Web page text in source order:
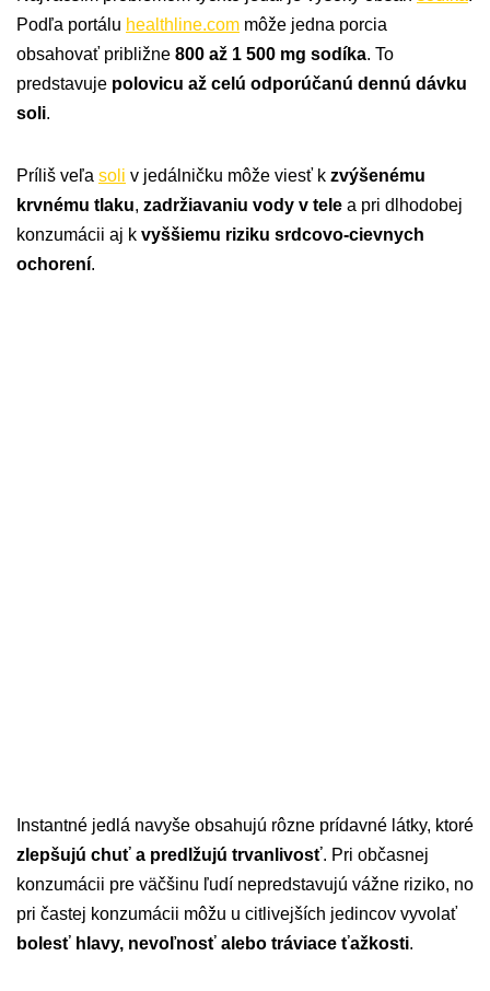
Podľa portálu healthline.com môže jedna porcia
obsahovať približne 800 až 1 500 mg sodíka. To
predstavuje polovicu až celú odporúčanú dennú dávku
soli.
Príliš veľa soli v jedálničku môže viesť k zvýšenému
krvnému tlaku, zadržiavaniu vody v tele a pri dlhodobej
konzumácii aj k vyššiemu riziku srdcovo-cievnych
ochorení.
Instantné jedlá navyše obsahujú rôzne prídavné látky, ktoré
zlepšujú chuť a predlžujú trvanlivosť. Pri občasnej
konzumácii pre väčšinu ľudí nepredstavujú vážne riziko, no
pri častej konzumácii môžu u citlivejších jedincov vyvolať
bolesť hlavy, nevoľnosť alebo tráviace ťažkosti.